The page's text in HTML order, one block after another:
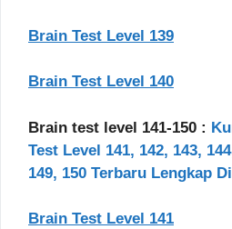
Brain Test Level 139
Brain Test Level 140
Brain test level 141-150 :
Test Level 141, 142, 143,
149, 150 Terbaru Lengkap
Brain Test Level 141